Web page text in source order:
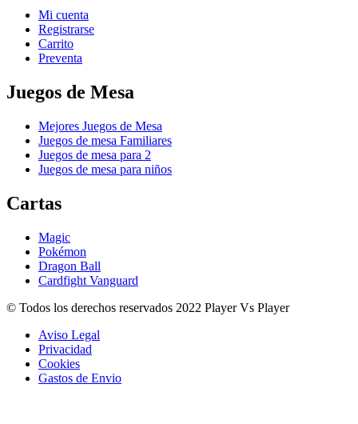
Mi cuenta
Registrarse
Carrito
Preventa
Juegos de Mesa
Mejores Juegos de Mesa
Juegos de mesa Familiares
Juegos de mesa para 2
Juegos de mesa para niños
Cartas
Magic
Pokémon
Dragon Ball
Cardfight Vanguard
© Todos los derechos reservados 2022 Player Vs Player
Aviso Legal
Privacidad
Cookies
Gastos de Envio